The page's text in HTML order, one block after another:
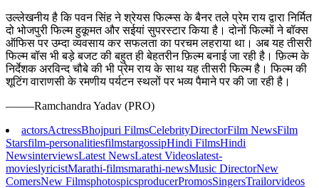
उल्लेखनीय है कि पवन सिंह ने श्रेयस फिल्म्स के बैनर तले प्रेम राय द्वारा निर्मित
दो भोजपुरी फिल्म हुकूमत और सईयां सुपरस्टार किया है। दोनों फिल्मों ने बॉक्स
ऑफिस पर उम्दा व्यवसाय कर सफलता का परचम लहराया था। अब यह तीसरी
फिल्म बॉस भी बड़े बजट की बहुत ही बेहतरीन फ़िल्म बनाई जा रही है। फ़िल्म के
निर्देशक अरविन्द चौबे की भी प्रेम राय के साथ यह तीसरी फिल्म है। फिल्म की
शूटिंग वाराणसी के रमणीय पर्यटन स्थलों पर भव्य पैमाने पर की जा रही है।
——–Ramchandra Yadav (PRO)
actorsActressBhojpuri FilmsCelebrityDirectorFilm NewsFilm
Starsfilm-personalitiesfilmstargossipHindi FilmsHindi
NewsinterviewsLatest NewsLatest Videoslatest-
movieslyricistMarathi-filmsmarathi-newsMusic DirectorNew
ComersNew FilmsphotospicsproducerPromosSingersTrailorvideos